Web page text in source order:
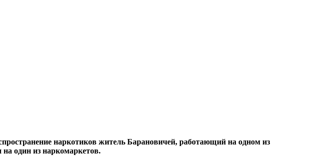
наркотиков житель Барановичей, работающий на одном из
один из наркомаркетов.